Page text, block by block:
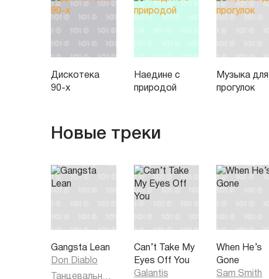
Дискотека
90-х
Наедине с
природой
Музыка для
прогулок
Новые треки
Gangsta Lean
Don Diablo
Can’t Take My
Eyes Off You
Galantis
When He’s
Gone
Sam Smith